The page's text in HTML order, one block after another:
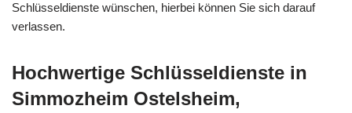
Schlüsseldienste wünschen, hierbei können Sie sich darauf
verlassen.
Hochwertige Schlüsseldienste in
Simmozheim Ostelsheim,